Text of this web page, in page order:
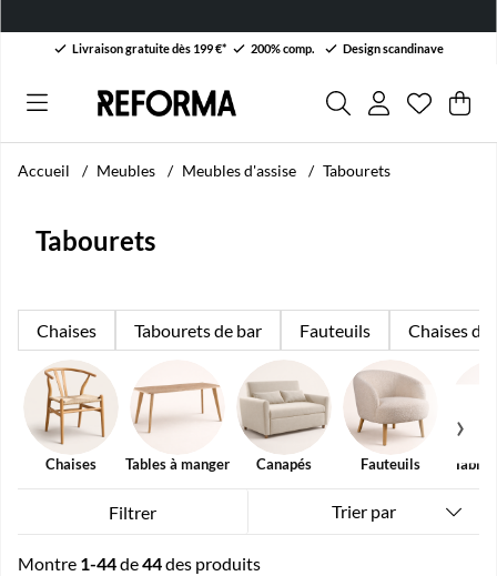
Livraison gratuite dès 199 €* 200% comp. Design scandinave
Liste de
Nombre
. .
Accueil Meubles Meubles d'assise Tabourets
Tabourets
Chaises Tabourets de bar Fauteuils Chaises de
Chaises Tables à manger Canapés Fauteuils
Filtrer Trier par
Montre 1-44de44des produits